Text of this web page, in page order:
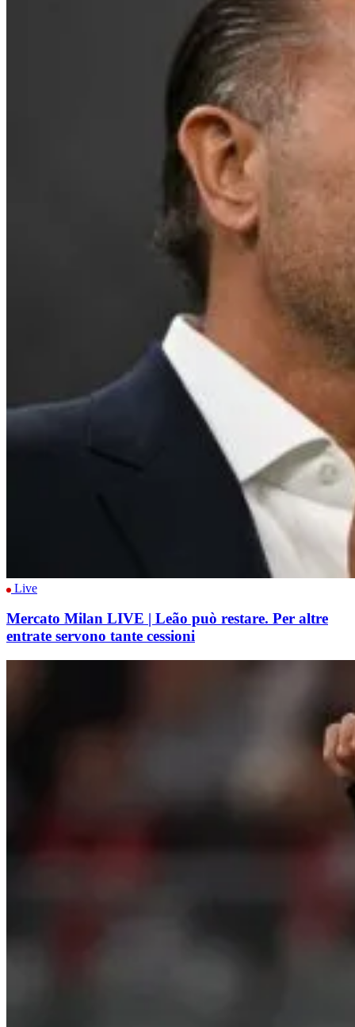
Live
Mercato Milan LIVE | Leão può restare. Per altre
entrate servono tante cessioni